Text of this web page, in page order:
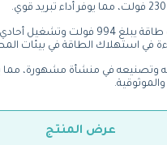
باستهلاك طاقة يبلغ 994 فولت
في استهلاك الطاقة في بيئات
وتصنيعه في منشأة مشهورة، مما
عرض المنتج